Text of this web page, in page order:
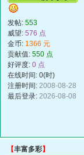
发帖: 553
威望: 576 点
金币: 1366 元
贡献值: 550 点
好评度: 0 点
在线时间: 0(时)
注册时间: 2008-08-28
最后登录: 2026-08-08
【丰富多彩】